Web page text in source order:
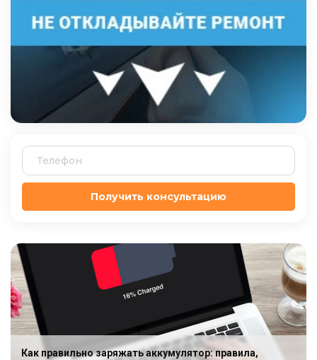
Получить консультацию
Как правильно заряжать аккумулятор: правила,